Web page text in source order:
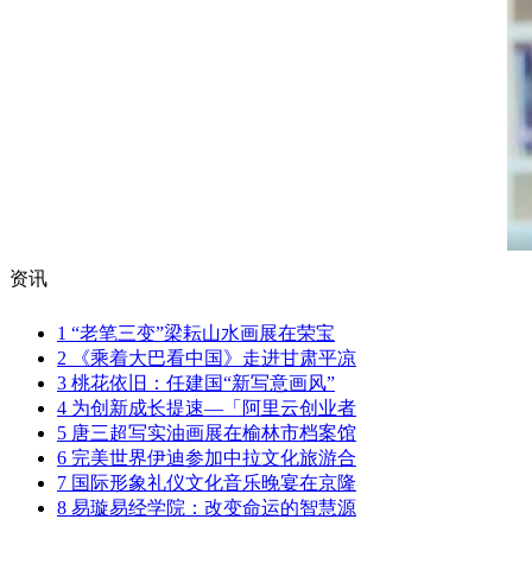
资讯
1 “老笔三变”梁耘山水画展在荣宝
2 《乘着大巴看中国》走进甘肃平凉
3 桃花依旧：任建国“新写意画风”
4 为创新成长提速—「阿里云创业者
5 唐三超写实油画展在榆林市档案馆
6 完美世界伊迪参加中拉文化旅游合
7 国际形象礼仪文化音乐晚宴在京隆
8 易璇易经学院：改变命运的智慧源